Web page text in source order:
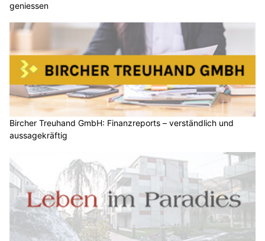
geniessen
Bircher Treuhand GmbH: Finanzreports – verständlich und
aussagekräftig